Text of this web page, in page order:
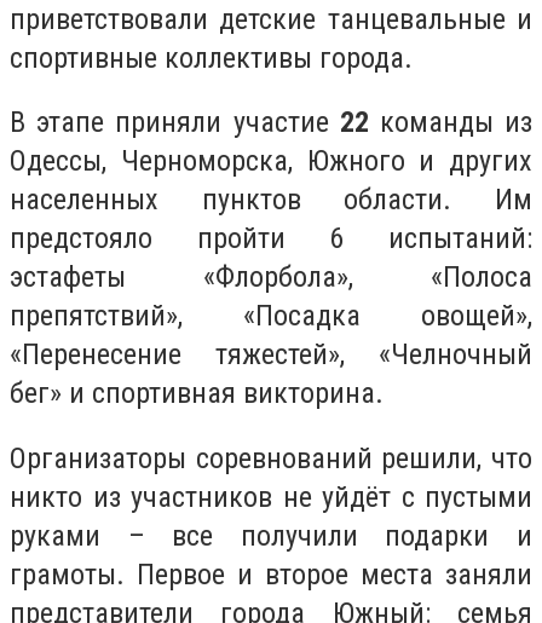
приветствовали детские танцевальные и
спортивные коллективы города.
В этапе приняли участие 22 команды из
Одессы, Черноморска, Южного и других
населенных пунктов области. Им
предстояло пройти 6 испытаний:
эстафеты «Флорбола», «Полоса
препятствий», «Посадка овощей»,
«Перенесение тяжестей», «Челночный
бег» и спортивная викторина.
Организаторы соревнований решили, что
никто из участников не уйдёт с пустыми
руками – все получили подарки и
грамоты. Первое и второе места заняли
представители города Южный: семья